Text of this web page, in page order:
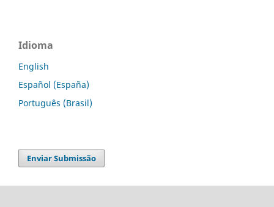
Idioma
English
Español (España)
Português (Brasil)
Enviar Submissão